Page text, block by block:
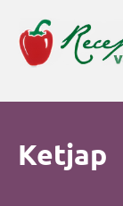
Ketjap